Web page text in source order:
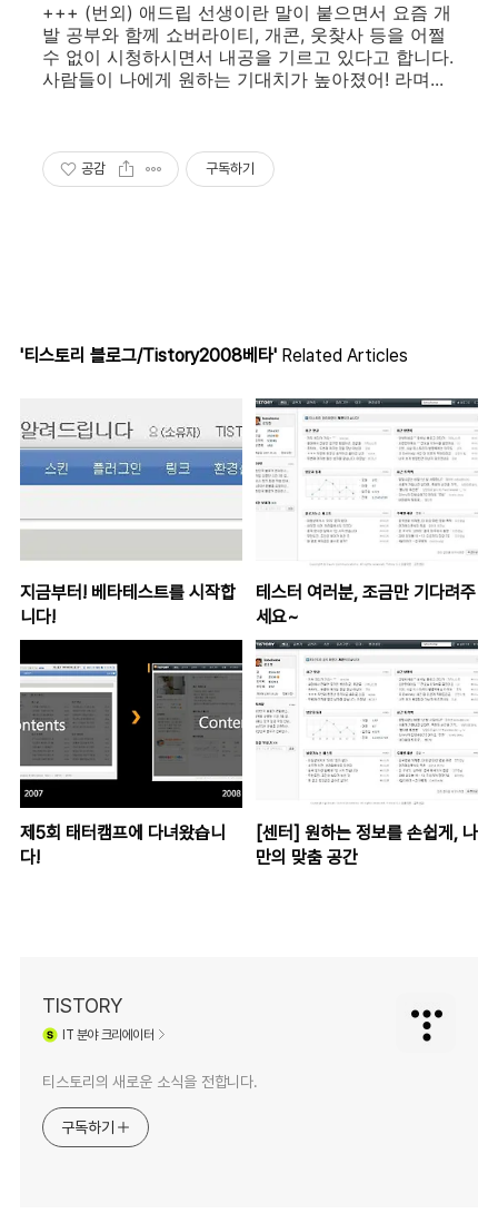
+++ (번외) 애드립 선생이란 말이 붙으면서 요즘 개
발 공부와 함께 쇼버라이티, 개콘, 웃찾사 등을 어쩔
수 없이 시청하시면서 내공을 기르고 있다고 합니다.
사람들이 나에게 원하는 기대치가 높아졌어! 라며...
공감 구독하기
'티스토리 블로그/Tistory2008베타' Related Articles
지금부터! 베타테스트를 시작합
니다!
테스터 여러분, 조금만 기다려주
세요~
제5회 태터캠프에 다녀왔습니
다!
[센터] 원하는 정보를 손쉽게, 나
만의 맞춤 공간
TISTORY
IT 분야 크리에이터
티스토리의 새로운 소식을 전합니다.
구독하기